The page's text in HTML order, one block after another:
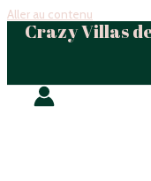
Aller au contenu
Crazy Villas